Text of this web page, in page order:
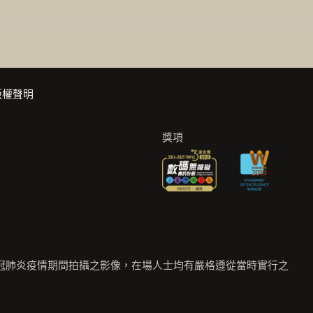
聲明
獎項
炎疫情期間拍攝之影像，在場人士均有嚴格遵從當時實行之